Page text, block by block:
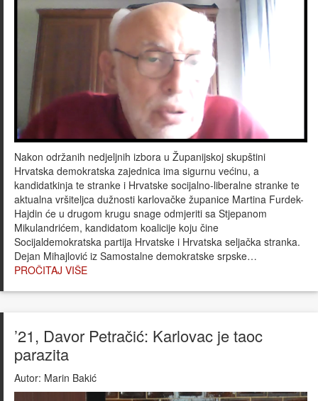
Nakon održanih nedjeljnih izbora u Županijskoj skupštini
Hrvatska demokratska zajednica ima sigurnu većinu, a
kandidatkinja te stranke i Hrvatske socijalno-liberalne stranke te
aktualna vršiteljca dužnosti karlovačke županice Martina Furdek-
Hajdin će u drugom krugu snage odmjeriti sa Stjepanom
Mikulandrićem, kandidatom koalicije koju čine
Socijaldemokratska partija Hrvatske i Hrvatska seljačka stranka.
Dejan Mihajlović iz Samostalne demokratske srpske…
PROČITAJ VIŠE
’21, Davor Petračić: Karlovac je taoc
parazita
Autor: Marin Bakić